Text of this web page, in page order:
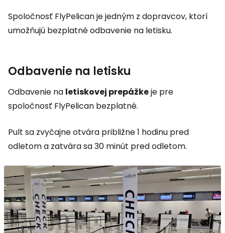
Spoločnosť FlyPelican je jedným z dopravcov, ktorí
umožňujú bezplatné odbavenie na letisku.
Odbavenie na letisku
Odbavenie na letiskovej prepážkeje pre
spoločnosť FlyPelican bezplatné.
Pult sa zvyčajne otvára približne 1 hodinu pred
odletom a zatvára sa 30 minút pred odletom.